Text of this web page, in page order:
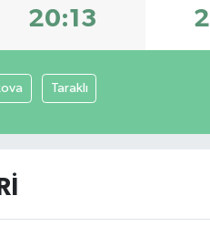
20:13
Taraklı